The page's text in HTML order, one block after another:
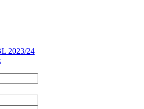
2023/24